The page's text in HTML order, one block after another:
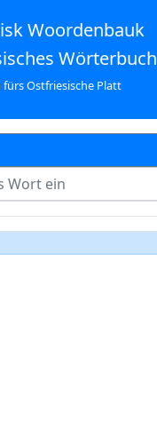
Woordenbauk
Wörterbuch
Ostfriesische Platt